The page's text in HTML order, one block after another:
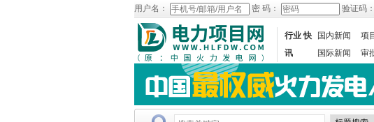
用户名： 密 码： 验证码：
行业 快
讯
国内新闻 项
国际新闻
审